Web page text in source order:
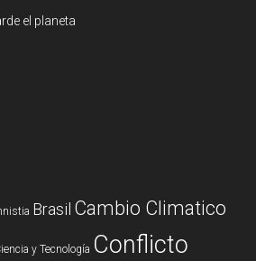
el planeta
Brasil Cambio Climatico
y Tecnología Conflicto